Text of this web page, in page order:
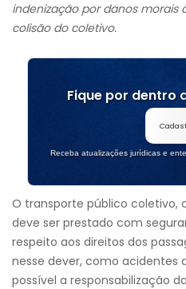
indenização por danos morais
colisão do coletivo.
Fique por dentro
Receba atualizações jurídicas e
O transporte público coletivo,
deve ser prestado com
respeito aos direitos dos
nesse dever, como acidentes
possível a responsabilização